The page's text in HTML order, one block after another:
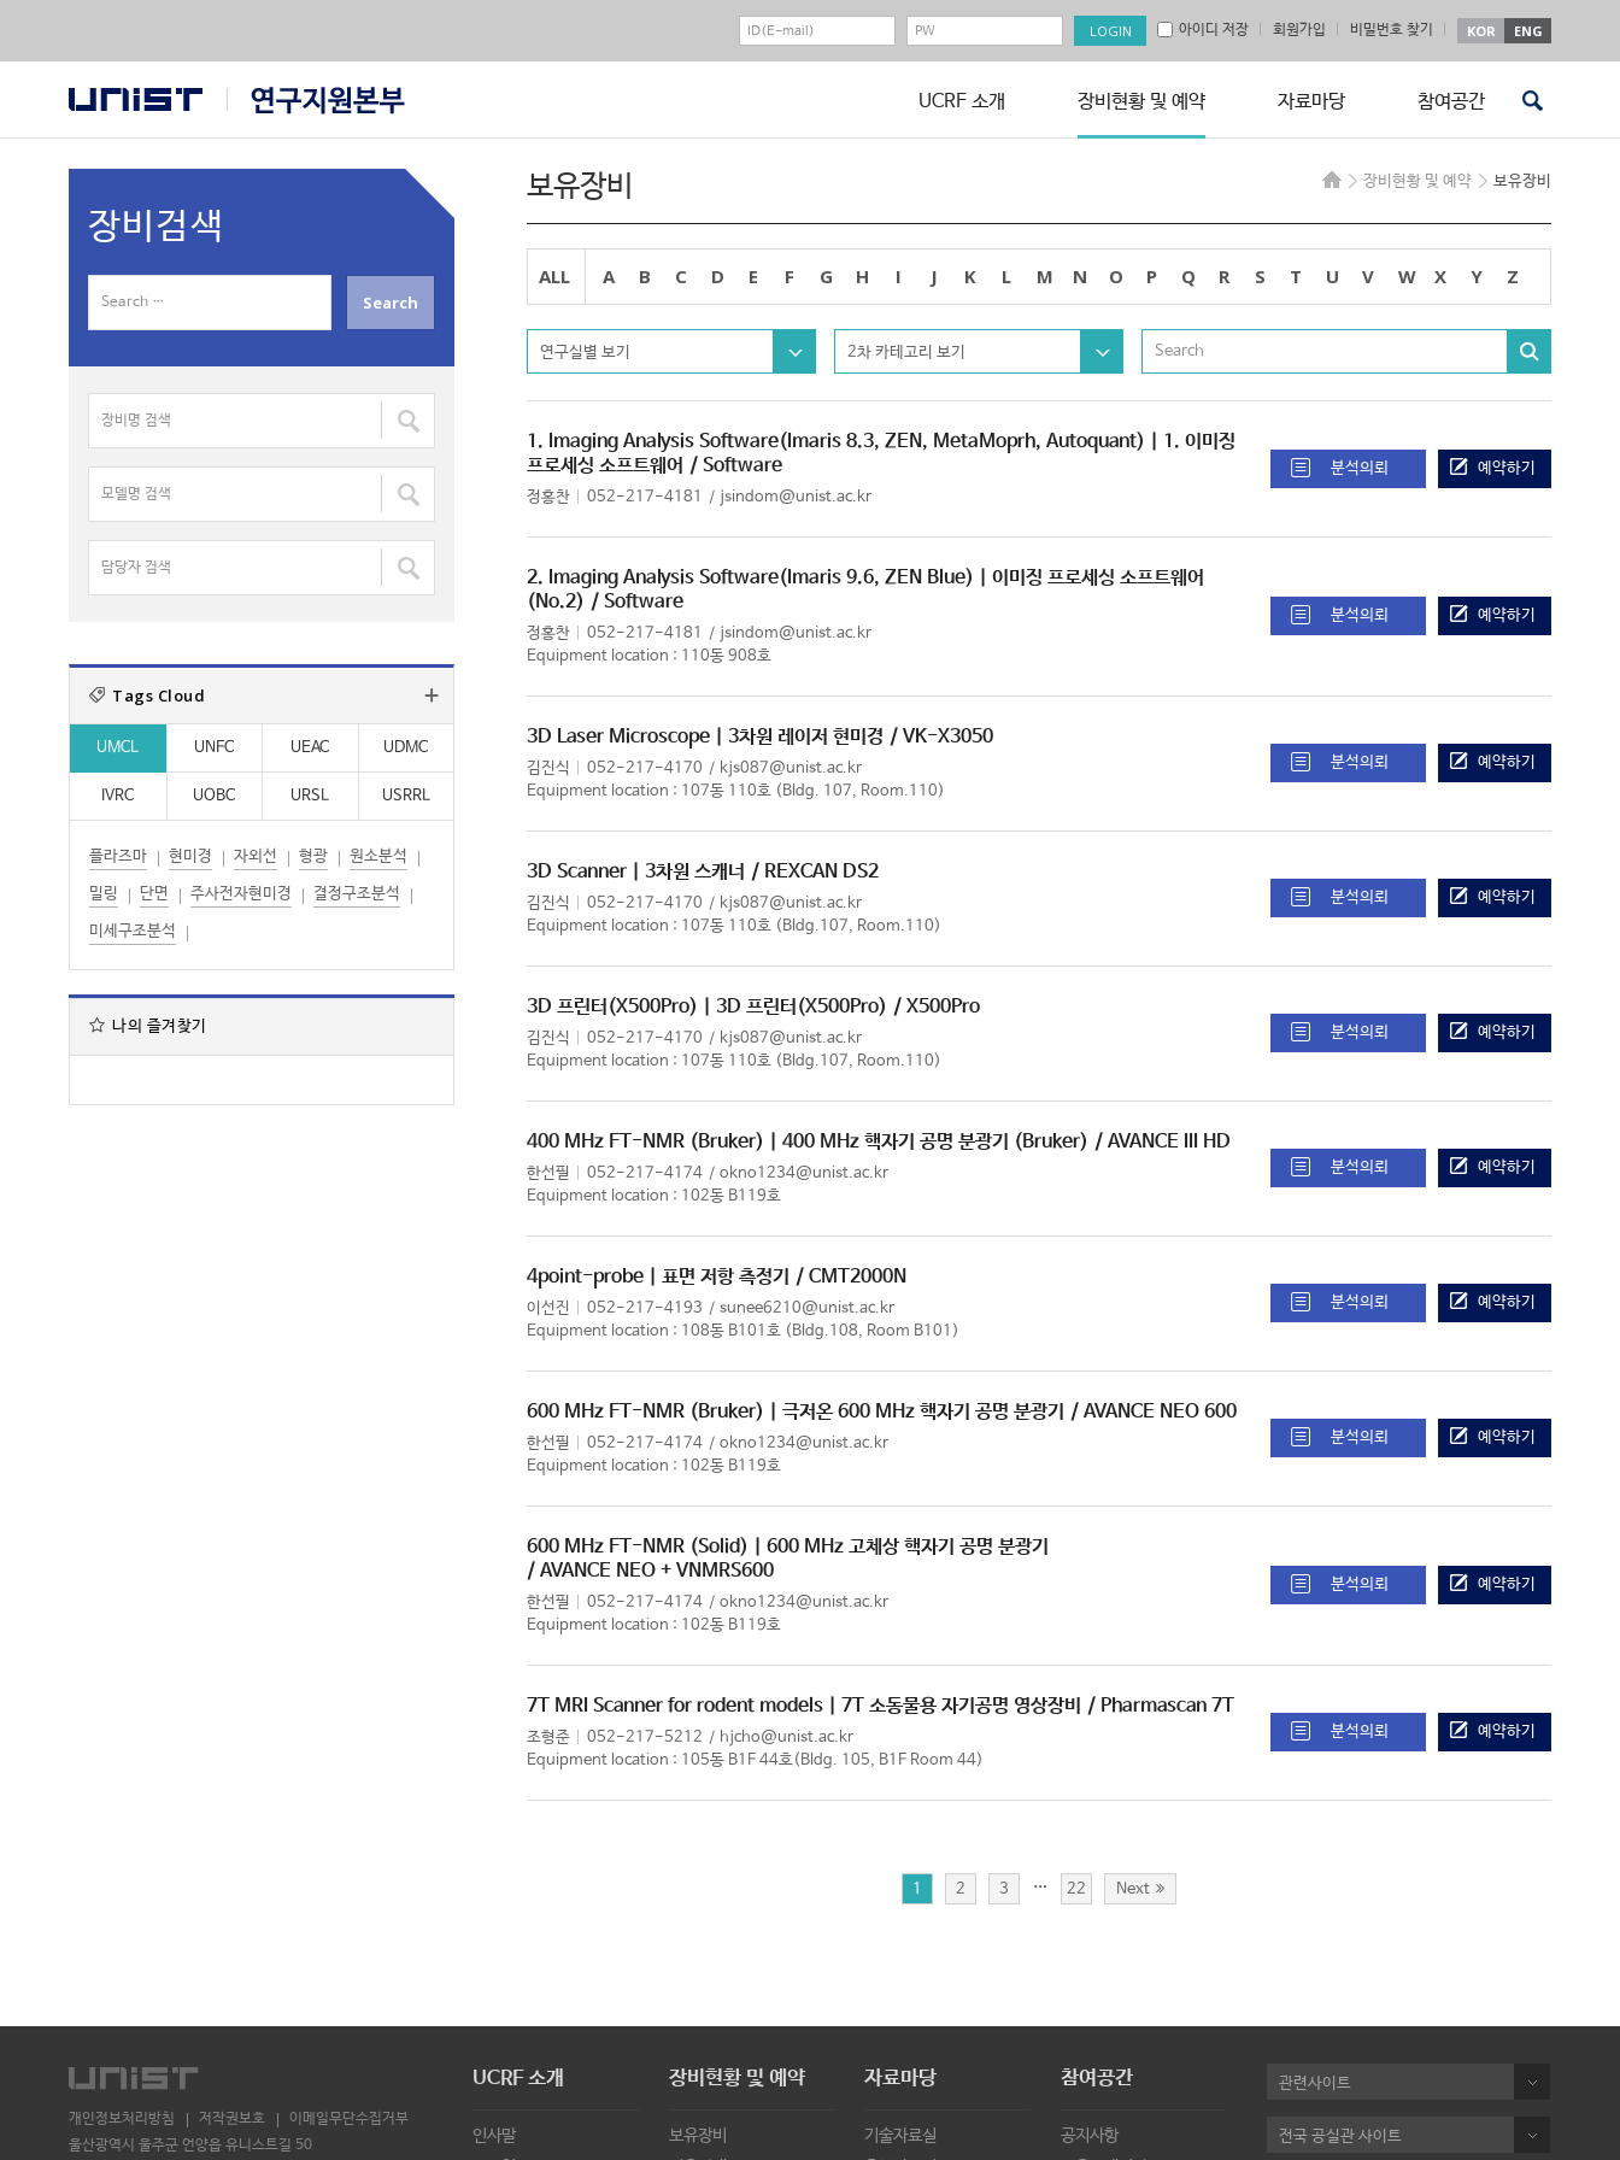
아이디 저장 회원가입 비밀번호 찾기 KOR ENG
UCRF 소개 장비현황 및 예약 자료마당 참여공간
장비현황 및 예약 보유장비
보유장비
ALL A B C D E F G H I J K L M N O P Q R S T U V W X Y Z
연구실별 보기 2차 카테고리 보기
1. Imaging Analysis Software(Imaris 8.3, ZEN, MetaMoprh, Autoquant) | 1. 이미징
프로세싱 소프트웨어 / Software
정홍찬 052-217-4181 jsindom@unist.ac.kr
분석의뢰 예약하기
2. Imaging Analysis Software(Imaris 9.6, ZEN Blue) | 이미징 프로세싱 소프트웨어
(No.2) / Software
정홍찬 052-217-4181
jsindom@unist.ac.kr
Equipment location : 110동 908호
분석의뢰 예약하기
3D Laser Microscope | 3차원 레이저 현미경 / VK-X3050
김진식 052-217-4170
kjs087@unist.ac.kr
Equipment location : 107동 110호 (Bldg. 107, Room.110)
분석의뢰 예약하기
3D Scanner | 3차원 스캐너 / REXCAN DS2
김진식 052-217-4170
kjs087@unist.ac.kr
Equipment location : 107동 110호 (Bldg.107, Room.110)
분석의뢰 예약하기
3D 프린터(X500Pro) | 3D 프린터(X500Pro) / X500Pro
김진식 052-217-4170
kjs087@unist.ac.kr
Equipment location : 107동 110호 (Bldg.107, Room.110)
분석의뢰 예약하기
400 MHz FT-NMR (Bruker) | 400 MHz 핵자기 공명 분광기 (Bruker) / AVANCE III HD
한선필 052-217-4174
okno1234@unist.ac.kr
Equipment location : 102동 B119호
분석의뢰 예약하기
4point-probe | 표면 저항 측정기 / CMT2000N
이선진 052-217-4193
sunee6210@unist.ac.kr
Equipment location : 108동 B101호 (Bldg.108, Room B101)
분석의뢰 예약하기
600 MHz FT-NMR (Bruker) | 극저온 600 MHz 핵자기 공명 분광기 / AVANCE NEO 600
한선필 052-217-4174
okno1234@unist.ac.kr
Equipment location : 102동 B119호
분석의뢰 예약하기
600 MHz FT-NMR (Solid) | 600 MHz 고체상 핵자기 공명 분광기
/ AVANCE NEO + VNMRS600
한선필 052-217-4174
okno1234@unist.ac.kr
Equipment location : 102동 B119호
분석의뢰 예약하기
7T MRI Scanner for rodent models | 7T 소동물용 자기공명 영상장비 / Pharmascan 7T
조형준 052-217-5212
hjcho@unist.ac.kr
Equipment location : 105동 B1F 44호(Bldg. 105, B1F Room 44)
분석의뢰 예약하기
1 2 3 … 22 Next
장비검색
f
장
명
검
색
모
명
검
색
담
색
:
Tags Cloud
UMCL UNFC UEAC UDMC
IVRC UOBC URSL USRRL
플라즈마 현미경 자외선 형광 원소분석
밀링 단면 주사전자현미경 결정구조분석
미세구조분석
나의 즐겨찾기
개인정보처리방침 저작권보호
이메일무단수집거부
울산광역시 울주군 언양읍 유니스트길 50
UCRF 소개
인사말
장비현황 및 예약
보유장비
자료마당
기술자료실
참여공간
공지사항
관련사이트
전국 공실관 사이트